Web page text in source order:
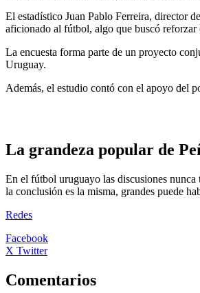
El estadístico Juan Pablo Ferreira, director
aficionado al fútbol, algo que buscó
La encuesta forma parte de un proyecto
Uruguay.
Además, el estudio contó con el apoyo del
La grandeza popular de
En el fútbol uruguayo las discusiones nunca
la conclusión es la misma, grandes puede
Redes
Facebook
X Twitter
Comentarios